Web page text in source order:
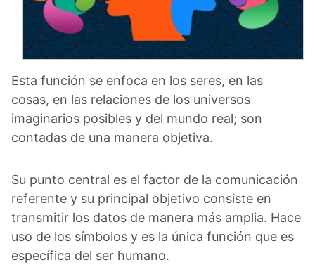
Esta función se enfoca en los seres, en las
cosas, en las relaciones de los universos
imaginarios posibles y del mundo real; son
contadas de una manera objetiva.
Su punto central es el factor de la comunicación
referente y su principal objetivo consiste en
transmitir los datos de manera más amplia. Hace
uso de los símbolos y es la única función que es
específica del ser humano.